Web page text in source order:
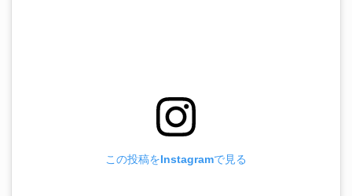
この投稿をInstagramで見る